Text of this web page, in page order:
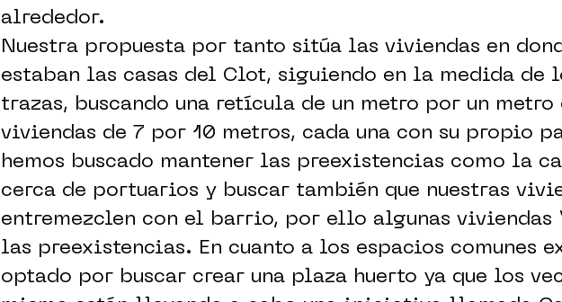
alrededor.
Nuestra propuesta por tanto sitúa las viviendas en
estaban las casas del Clot, siguiendo en la medida de
trazas, buscando una retícula de un metro por un
viviendas de 7 por 10 metros, cada una con su propio
hemos buscado mantener las preexistencias como la
cerca de portuarios y buscar también que nuestras
entremezclen con el barrio, por ello algunas viviendas
las preexistencias. En cuanto a los espacios comunes
optado por buscar crear una plaza huerto ya que los